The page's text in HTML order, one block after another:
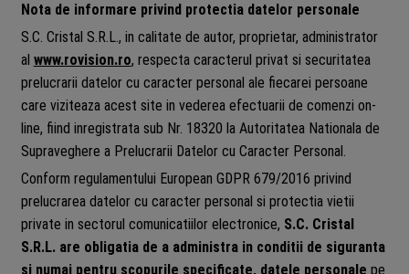
Nota de informare privind protectia datelor personale
S.C. Cristal S.R.L., in calitate de autor, proprietar, administrator
al www.rovision.ro, respecta caracterul privat si securitatea
prelucrarii datelor cu caracter personal ale fiecarei persoane
care viziteaza acest site in vederea efectuarii de comenzi on-
line, fiind inregistrata sub Nr. 18320 la Autoritatea Nationala de
Supraveghere a Prelucrarii Datelor cu Caracter Personal.
Conform regulamentului European GDPR 679/2016 privind
prelucrarea datelor cu caracter personal si protectia vietii
private in sectorul comunicatiilor electronice, S.C. Cristal
S.R.L. are obligatia de a administra in conditii de siguranta
si numai pentru scopurile specificate, datele personale pe